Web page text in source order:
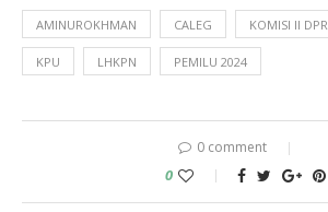
AMINUROKHMAN CALEG KOMISI II DPR
KPU LHKPN PEMILU 2024
0 comment
0